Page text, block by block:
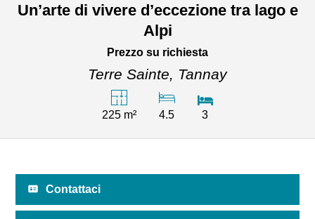
Un’arte di vivere d’eccezione tra lago e
Alpi
Prezzo su richiesta
Terre Sainte, Tannay
225 m² 4.5 3
Contattaci